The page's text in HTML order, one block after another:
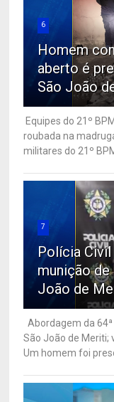
6
Homem
aberto é
São João
Equipes do 21º
roubada na
militares do 21º
7
Polícia
munição
João de
Abordagem da
São João de Meriti;
Um homem foi